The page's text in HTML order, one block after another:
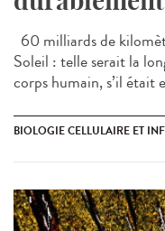
60 milliards de
Soleil : telle serait la
corps humain, s’il était
BIOLOGIE CELLULAIRE ET